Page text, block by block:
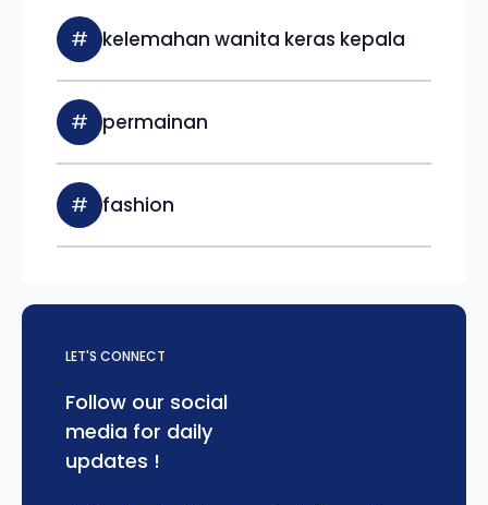
# kelemahan wanita keras kepala
# permainan
# fashion
LET'S CONNECT
Follow our social
media for daily
updates !